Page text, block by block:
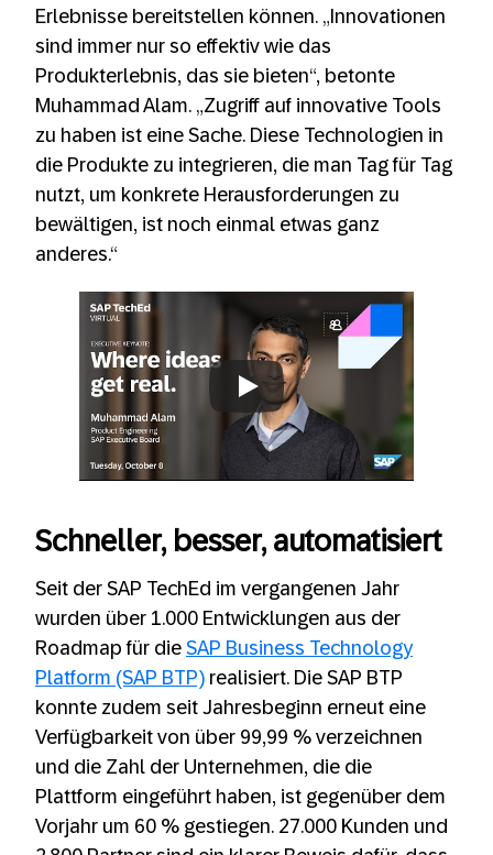
Erlebnisse bereitstellen können. „Innovationen
sind immer nur so effektiv wie das
Produkterlebnis, das sie bieten“, betonte
Muhammad Alam. „Zugriff auf innovative Tools
zu haben ist eine Sache. Diese Technologien in
die Produkte zu integrieren, die man Tag für Tag
nutzt, um konkrete Herausforderungen zu
bewältigen, ist noch einmal etwas ganz
anderes.“
Always allow YouTube
Schneller, besser, automatisiert
Seit der SAP TechEd im vergangenen Jahr
wurden über 1.000 Entwicklungen aus der
Roadmap für die SAP Business Technology
Platform (SAP BTP) realisiert. Die SAP BTP
konnte zudem seit Jahresbeginn erneut eine
Verfügbarkeit von über 99,99 % verzeichnen
und die Zahl der Unternehmen, die die
Plattform eingeführt haben, ist gegenüber dem
Vorjahr um 60 % gestiegen. 27.000 Kunden und